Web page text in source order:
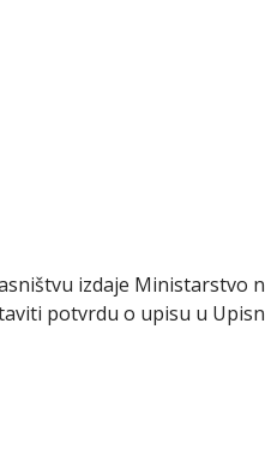
izdaje Ministarstvo
potvrdu o upisu u